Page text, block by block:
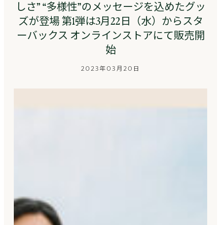
homepage
しさ” “多様性”のメッセージを込めたグッ
ズが登場 第1弾は3月22日（水）からスタ
ーバックス オンラインストアにて販売開
始
2023年03月20日